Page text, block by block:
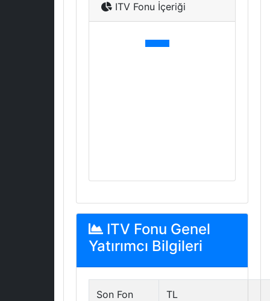
ITV Fonu İçeriği
ITV Fonu Genel
Yatırımcı Bilgileri
Son Fon
TL